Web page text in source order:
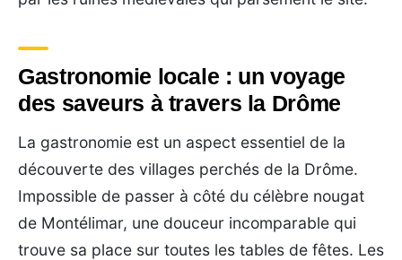
Gastronomie locale : un voyage
des saveurs à travers la Drôme
La gastronomie est un aspect essentiel de la
découverte des villages perchés de la Drôme.
Impossible de passer à côté du célèbre nougat
de Montélimar, une douceur incomparable qui
trouve sa place sur toutes les tables de fêtes. Les